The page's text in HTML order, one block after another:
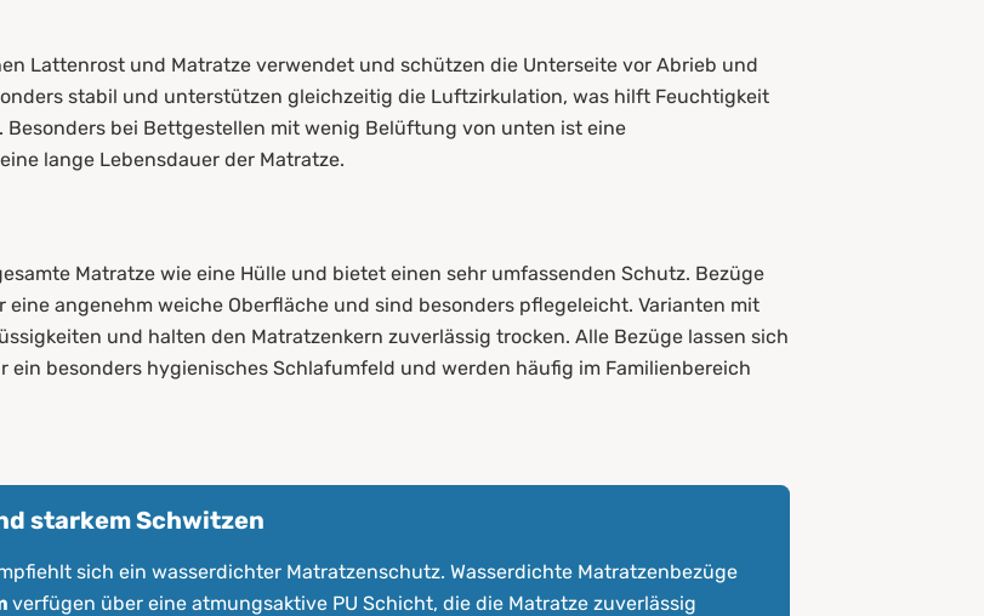
Lattenrost und Matratze verwendet und schützen die Unterseite vor Abrieb und
stabil und unterstützen gleichzeitig die Luftzirkulation, was hilft Feuchtigkeit
bei Bettgestellen mit wenig Belüftung von unten ist eine
lange Lebensdauer der Matratze.
Matratze wie eine Hülle und bietet einen sehr umfassenden Schutz. Bezüge
eine angenehm weiche Oberfläche und sind besonders pflegeleicht. Varianten mit
und halten den Matratzenkern zuverlässig trocken. Alle Bezüge lassen sich
ein besonders hygienisches Schlafumfeld und werden häufig im Familienbereich
starkem Schwitzen
sich ein wasserdichter Matratzenschutz. Wasserdichte Matratzenbezüge
verfügen über eine atmungsaktive PU Schicht, die die Matratze zuverlässig